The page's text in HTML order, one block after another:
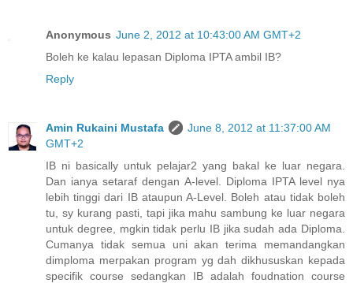
Anonymous June 2, 2012 at 10:43:00 AM GMT+2
Boleh ke kalau lepasan Diploma IPTA ambil IB?
Reply
Amin Rukaini Mustafa
June 8, 2012 at 11:37:00 AM
GMT+2
IB ni basically untuk pelajar2 yang bakal ke luar negara.
Dan ianya setaraf dengan A-level. Diploma IPTA level nya
lebih tinggi dari IB ataupun A-Level. Boleh atau tidak boleh
tu, sy kurang pasti, tapi jika mahu sambung ke luar negara
untuk degree, mgkin tidak perlu IB jika sudah ada Diploma.
Cumanya tidak semua uni akan terima memandangkan
dimploma merpakan program yg dah dikhususkan kepada
specifik course sedangkan IB adalah foudnation course